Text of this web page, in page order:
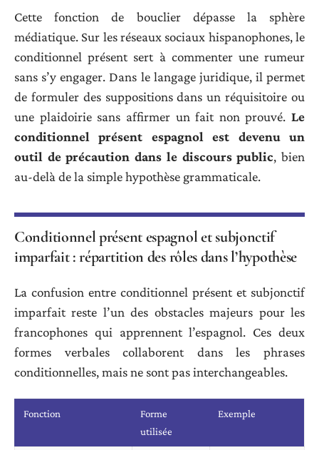
Cette fonction de bouclier dépasse la sphère
médiatique. Sur les réseaux sociaux hispanophones, le
conditionnel présent sert à commenter une rumeur
sans s’y engager. Dans le langage juridique, il permet
de formuler des suppositions dans un réquisitoire ou
une plaidoirie sans affirmer un fait non prouvé. Le
conditionnel présent espagnol est devenu un
outil de précaution dans le discours public, bien
au-delà de la simple hypothèse grammaticale.
Conditionnel présent espagnol et subjonctif
imparfait : répartition des rôles dans l’hypothèse
La confusion entre conditionnel présent et subjonctif
imparfait reste l’un des obstacles majeurs pour les
francophones qui apprennent l’espagnol. Ces deux
formes verbales collaborent dans les phrases
conditionnelles, mais ne sont pas interchangeables.
Fonction
Forme
utilisée
Exemple